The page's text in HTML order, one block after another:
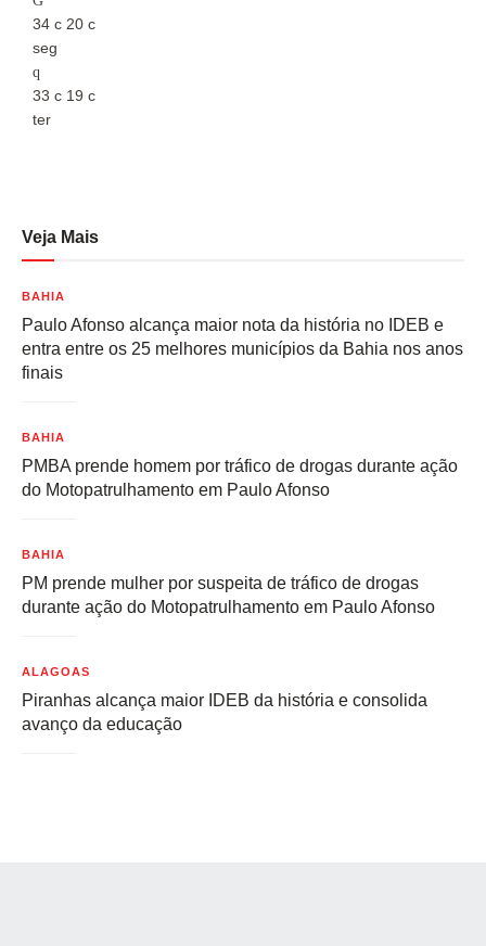
34 c 20 c
seg
33 c 19 c
ter
Veja Mais
BAHIA
Paulo Afonso alcança maior nota da história no IDEB e
entra entre os 25 melhores municípios da Bahia nos anos
finais
BAHIA
PMBA prende homem por tráfico de drogas durante ação
do Motopatrulhamento em Paulo Afonso
BAHIA
PM prende mulher por suspeita de tráfico de drogas
durante ação do Motopatrulhamento em Paulo Afonso
ALAGOAS
Piranhas alcança maior IDEB da história e consolida
avanço da educação